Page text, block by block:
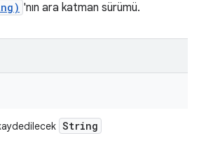
'nın ara katman sürümü.
String